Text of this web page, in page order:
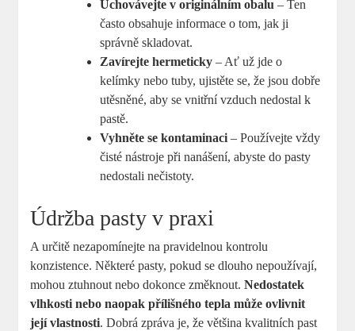
Uchovávejte v originálním obalu – Ten
často obsahuje informace o tom, jak ji
správně skladovat.
Zavírejte hermeticky – Ať už jde o
kelímky nebo tuby, ujistěte se, že jsou dobře
utěsněné, aby se vnitřní vzduch nedostal k
pastě.
Vyhněte se kontaminaci – Používejte vždy
čisté nástroje při nanášení, abyste do pasty
nedostali nečistoty.
Údržba pasty v praxi
A určitě nezapomínejte na pravidelnou kontrolu
konzistence. Některé pasty, pokud se dlouho nepoužívají,
mohou ztuhnout nebo dokonce změknout.Nedostatek
vlhkosti nebo naopak přílišného tepla může ovlivnit
její vlastnosti. Dobrá zpráva je, že většina kvalitních past